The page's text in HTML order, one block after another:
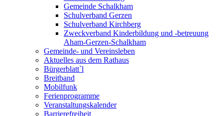
Gemeinde Schalkham
Schulverband Gerzen
Schulverband Kirchberg
Zweckverband Kinderbildung und -betreuung
Aham-Gerzen-Schalkham
Gemeinde- und Vereinsleben
Aktuelles aus dem Rathaus
Bürgerblatt`l
Breitband
Mobilfunk
Ferienprogramme
Veranstaltungskalender
Barrierefreiheit